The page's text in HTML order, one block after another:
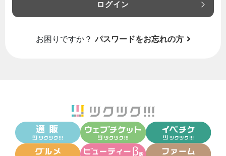
ログイン
お困りですか？ パスワードをお忘れの方